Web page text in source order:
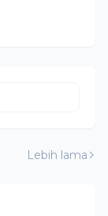
Lebih lama